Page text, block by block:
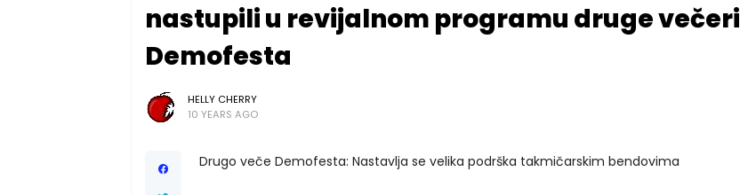
nastupili u revijalnom programu druge večeri
Demofesta
HELLY CHERRY
10 YEARS AGO
Drugo veče Demofesta: Nastavlja se velika podrška takmičarskim bendovima